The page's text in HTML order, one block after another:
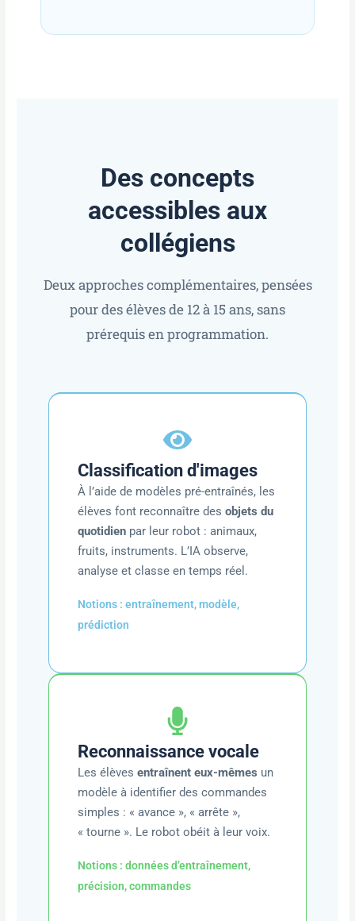
Des concepts
accessibles aux
collégiens
Deux approches complémentaires, pensées
pour des élèves de 12 à 15 ans, sans
prérequis en programmation.
Classification d'images
À l’aide de modèles pré-entraînés, les
élèves font reconnaître desobjets du
quotidien par leur robot : animaux,
fruits, instruments. L’IA observe,
analyse et classe en temps réel.
Notions : entraînement, modèle,
prédiction
Reconnaissance vocale
Les élèvesentraînent eux-mêmes un
modèle à identifier des commandes
simples : « avance », « arrête »,
« tourne ». Le robot obéit à leur voix.
Notions : données d’entraînement,
précision, commandes